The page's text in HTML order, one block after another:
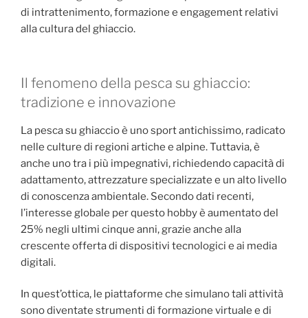
di intrattenimento, formazione e engagement relativi
alla cultura del ghiaccio.
Il fenomeno della pesca su ghiaccio:
tradizione e innovazione
La pesca su ghiaccio è uno sport antichissimo, radicato
nelle culture di regioni artiche e alpine. Tuttavia, è
anche uno tra i più impegnativi, richiedendo capacità di
adattamento, attrezzature specializzate e un alto livello
di conoscenza ambientale. Secondo dati recenti,
l’interesse globale per questo hobby è aumentato del
25% negli ultimi cinque anni, grazie anche alla
crescente offerta di dispositivi tecnologici e ai media
digitali.
In quest’ottica, le piattaforme che simulano tali attività
sono diventate strumenti di formazione virtuale e di